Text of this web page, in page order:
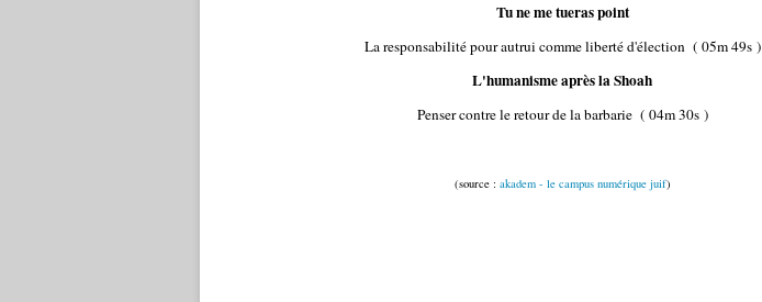
Tu ne me tueras point
La responsabilité pour autrui comme liberté d'élection ( 05m 49s )
L'humanisme après la Shoah
Penser contre le retour de la barbarie ( 04m 30s )
(source : akadem - le campus numérique juif)